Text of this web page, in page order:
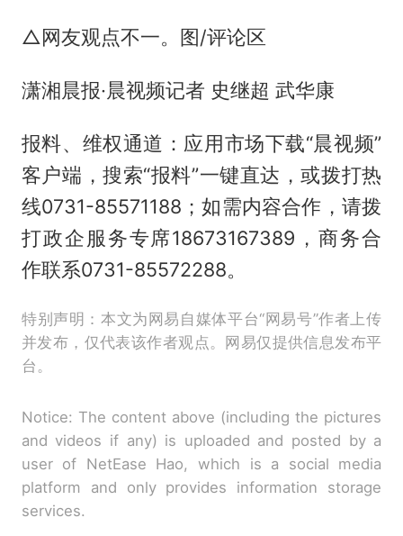
△网友观点不一。图/评论区
潇湘晨报·晨视频记者 史继超 武华康
报料、维权通道：应用市场下载“晨视频”
客户端，搜索“报料”一键直达，或拨打热
线0731-85571188；如需内容合作，请拨
打政企服务专席18673167389，商务合
作联系0731-85572288。
特别声明：本文为网易自媒体平台“网易号”作者上传
并发布，仅代表该作者观点。网易仅提供信息发布平
台。
Notice: The content above (including the pictures
and videos if any) is uploaded and posted by a
user of NetEase Hao, which is a social media
platform and only provides information storage
services.